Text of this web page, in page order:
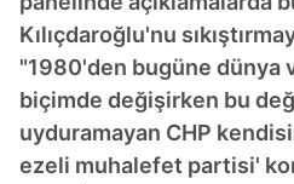
Kılıçdaroğlu'nu
"1980'den bugüne dünya
biçimde değişirken bu
uyduramayan CHP
ezeli muhalefet partisi'